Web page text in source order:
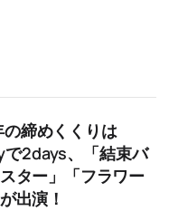
の締めくくりは
2days、「結束バ
ター」「フラワー
出演！